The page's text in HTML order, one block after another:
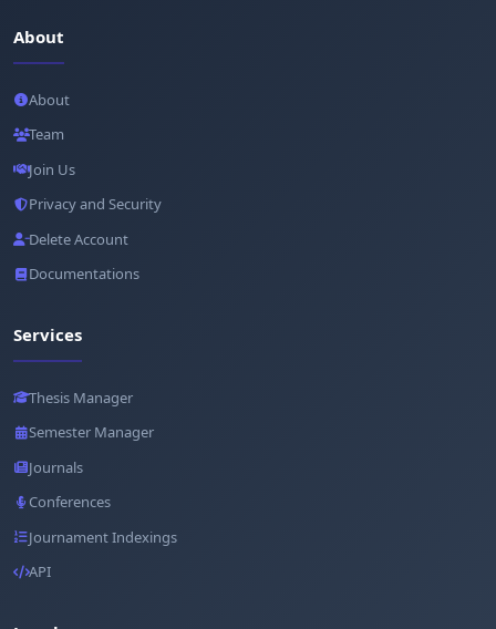
About
About
Team
Join Us
Privacy and Security
Delete Account
Documentations
Services
Thesis Manager
Semester Manager
Journals
Conferences
Journament Indexings
API